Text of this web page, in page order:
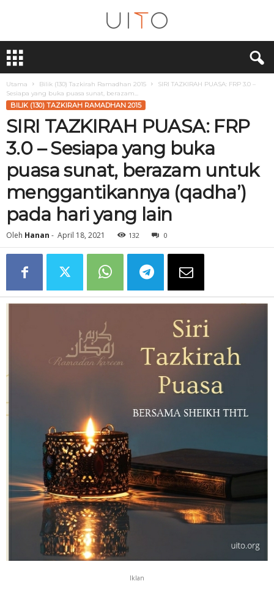
T
Utama Bilik (130) Tazkirah Ramadhan 2015
SIRI TAZKIRAH PUASA: FRP 3.0 –
Sesiapa yang buka puasa sunat, berazam...
BILIK (130) TAZKIRAH RAMADHAN 2015
SIRI TAZKIRAH PUASA: FRP
3.0 – Sesiapa yang buka
puasa sunat, berazam untuk
menggantikannya (qadha’)
pada hari yang lain
Oleh Hanan - April 18, 2021 132 0
Iklan